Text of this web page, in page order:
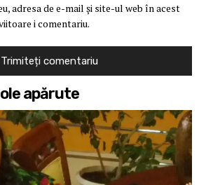
adresa de e-mail și site-ul web în acest
i comentariu.
apărute